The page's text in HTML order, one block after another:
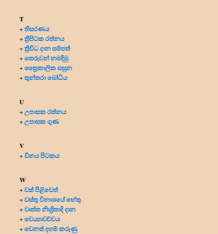
T
+තිසරණය
+ත්‍රිපිටක රත්නය
+ත්‍රිවිධ දාන සම්පත්
+තෙරුවන් නමදිමු
+ත්‍රෛකාලික සසුන
+තුන්තරා බෝධිය
U
+උපාසක රත්නය
+උපාසක ගුණ
V
+විනය පිටකය
W
+වත් පිළිවෙත්
+වස්තු විනාශයේ හේතු
+වෘත්ත නිඃශ්‍රිතාදි දාන
+වෙය්‍යාවච්චය
+වෙනත් දහම් කරුණු